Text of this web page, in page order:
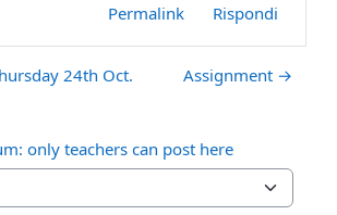
Permalink Rispondi
24th Oct. Assignment →
only teachers can post here